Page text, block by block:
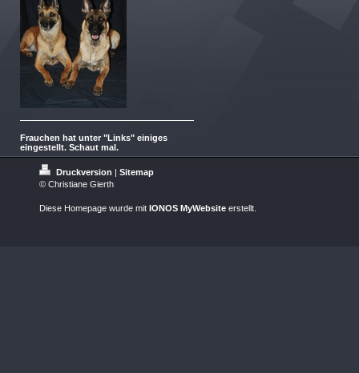
Frauchen hat unter "Links" einiges
eingestellt. Schaut mal.
Druckversion | Sitemap
© Christiane Gierth
Diese Homepage wurde mit IONOS MyWebsite erstellt.